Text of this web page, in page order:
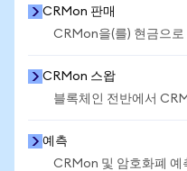
CRMon 판매
CRMon을(를) 현금으로
CRMon 스왑
블록체인 전반에서
예측
CRMon 및 암호화폐 예